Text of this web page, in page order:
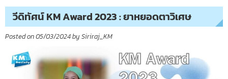
วีดิทัศน์ KM Award 2023 : ยาหยอดตาวิเศษ
Posted on05/03/2024by Siriraj_KM